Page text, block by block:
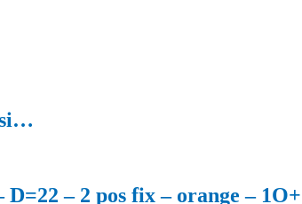
– 2 pos fix – orange –